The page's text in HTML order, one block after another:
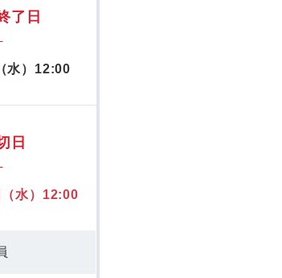
了日
水）12:00
日
水）12:00